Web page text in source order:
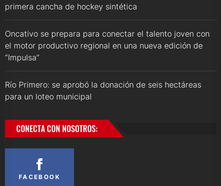
primera cancha de hockey sintética
Oncativo se prepara para conectar el talento joven con
el motor productivo regional en una nueva edición de
“Impulsa”
Río Primero: se aprobó la donación de seis hectáreas
para un loteo municipal
CONECTA CON NOSOTROS:
FACEBOOK